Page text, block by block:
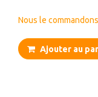
Nous le
Ajouter au